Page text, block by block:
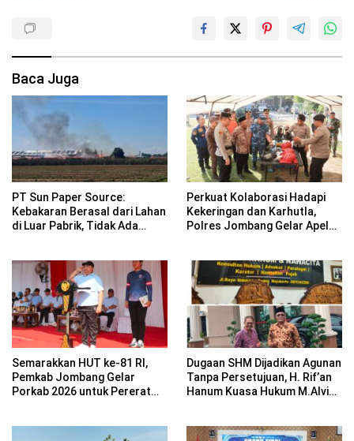
Baca Juga
PT Sun Paper Source:
Kebakaran Berasal dari Lahan
di Luar Pabrik, Tidak Ada
Perkuat Kolaborasi Hadapi
Kekeringan dan Karhutla,
Polres Jombang Gelar Apel
Semarakkan HUT ke-81 RI,
Pemkab Jombang Gelar
Porkab 2026 untuk Pererat
Dugaan SHM Dijadikan Agunan
Tanpa Persetujuan, H. Rif’an
Hanum Kuasa Hukum M.Alvin